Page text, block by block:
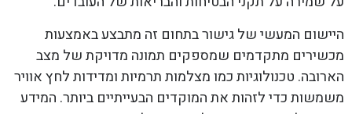
היישום המעשי של גישור בתחום זה מתבצע באמצעות
מכשירים מתקדמים שמספקים תמונה מדויקת של מצב
הארובה. טכנולוגיות כמו מצלמות תרמיות ומדידות לחץ אוויר
משמשות כדי לזהות את המוקדים הבעייתיים ביותר. המידע